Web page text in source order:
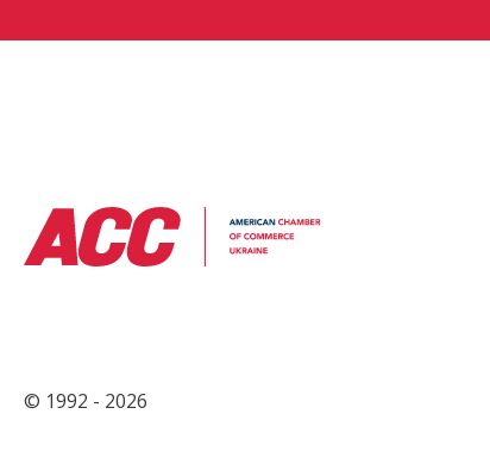
© 1992 - 2026